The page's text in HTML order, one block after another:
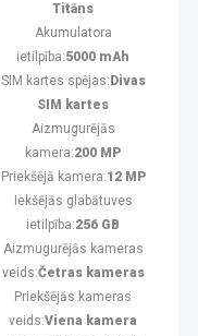
Titāns
Akumulatora
ietilpība:5000 mAh
SIM kartes spējas: Divas
SIM kartes
Aizmugurējās
kamera:200 MP
Priekšējā kamera:12 MP
Iekšējās glabātuves
ietilpība:256 GB
Aizmugurējās kameras
veids:Četras kameras
Priekšējās kameras
veids:Viena kamera